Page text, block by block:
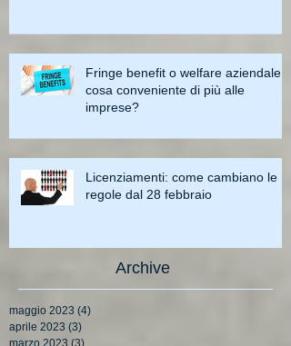
Fringe benefit o welfare aziendale:
cosa conveniente di più alle
imprese?
Licenziamenti: come cambiano le
regole dal 28 febbraio
Archive
maggio 2023 (4)
aprile 2023 (3)
marzo 2023 (3)